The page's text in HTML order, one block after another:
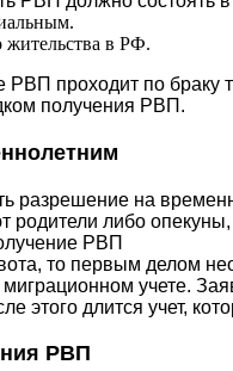
жительства в РФ.
РВП проходит по браку
получения РВП.
разрешение на
либо
РВП
то первым делом
учете.
этого длится учет,
РВП